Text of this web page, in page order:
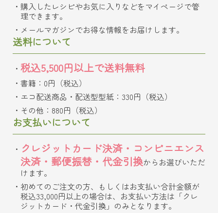
購入したレシピやお気に入りなどをマイページで管
理できます。
メールマガジンでお得な情報をお届けします。
送料について
税込5,500円以上で送料無料
書籍：0円（税込）
エコ配送商品・配送型型紙：330円（税込）
その他：880円（税込）
お支払いについて
クレジットカード決済・コンビニエンス
決済・郵便振替・代金引換からお選びいただ
けます。
初めてのご注文の方、もしくはお支払い合計金額が
税込33,000円以上の場合は、お支払い方法は「クレ
ジットカード・代金引換」のみとなります。